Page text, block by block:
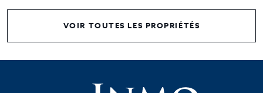
VOIR TOUTES LES PROPRIÉTÉS